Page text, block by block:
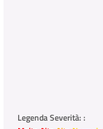
Legenda Severità: :